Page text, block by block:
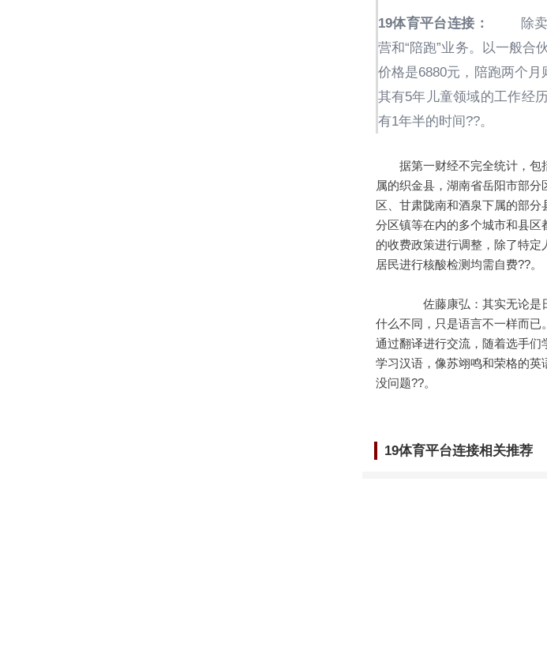
19体育平台连接：
除卖
营和“陪跑”业务。以一般合
价格是6880元，陪跑两个月
其有5年儿童领域的工作经
有1年半的时间??。
据第一财经不完全统计，包
属的织金县，湖南省岳阳市部
区、甘肃陇南和酒泉下属的部分
分区镇等在内的多个城市和县区
的收费政策进行调整，除了特定
居民进行核酸检测均需自费??。
佐藤康弘：其实无论是日
什么不同，只是语言不一样而已
通过翻译进行交流，随着选手们
学习汉语，像苏翊鸣和荣格的英
没问题??。
19体育平台连接相关推荐